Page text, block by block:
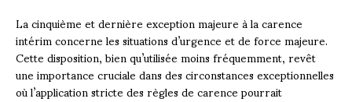
La cinquième et dernière exception majeure à la carence
intérim concerne les situations d’urgence et de force majeure.
Cette disposition, bien qu’utilisée moins fréquemment, revêt
une importance cruciale dans des circonstances exceptionnelles
où l’application stricte des règles de carence pourrait